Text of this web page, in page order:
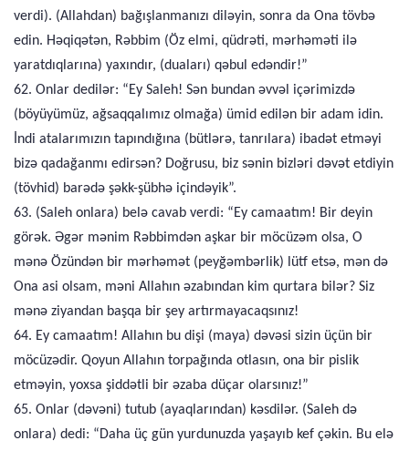
verdi). (Allahdan) bağışlanmanızı diləyin, sonra da Ona tövbə
edin. Həqiqətən, Rəbbim (Öz elmi, qüdrəti, mərhəməti ilə
yaratdıqlarına) yaxındır, (duaları) qəbul edəndir!”
62. Onlar dedilər: “Ey Saleh! Sən bundan əvvəl içərimizdə
(böyüyümüz, ağsaqqalımız olmağa) ümid edilən bir adam idin.
İndi atalarımızın tapındığına (bütlərə, tanrılara) ibadət etməyi
bizə qadağanmı edirsən? Doğrusu, biz sənin bizləri dəvət etdiyin
(tövhid) barədə şəkk-şübhə içindəyik”.
63. (Saleh onlara) belə cavab verdi: “Ey camaatım! Bir deyin
görək. Əgər mənim Rəbbimdən aşkar bir möcüzəm olsa, O
mənə Özündən bir mərhəmət (peyğəmbərlik) lütf etsə, mən də
Ona asi olsam, məni Allahın əzabından kim qurtara bilər? Siz
mənə ziyandan başqa bir şey artırmayacaqsınız!
64. Ey camaatım! Allahın bu dişi (maya) dəvəsi sizin üçün bir
möcüzədir. Qoyun Allahın torpağında otlasın, ona bir pislik
etməyin, yoxsa şiddətli bir əzaba düçar olarsınız!”
65. Onlar (dəvəni) tutub (ayaqlarından) kəsdilər. (Saleh də
onlara) dedi: “Daha üç gün yurdunuzda yaşayıb kef çəkin. Bu elə